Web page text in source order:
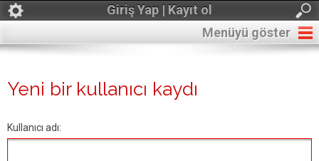
Giriş Yap | Kayıt ol
Menüyü göster
Yeni bir kullanıcı kaydı
Kullanıcı adı: